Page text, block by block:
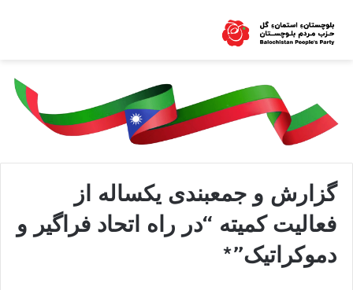
گزارش و جمعبندی يکساله از
فعاليت کميته “در راه اتحاد فراگير و
دموکراتيک”*